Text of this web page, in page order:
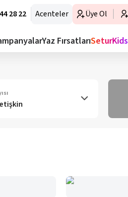
28 22 Acenteler Üye Ol
Yaz FırsatlarıSeturKids